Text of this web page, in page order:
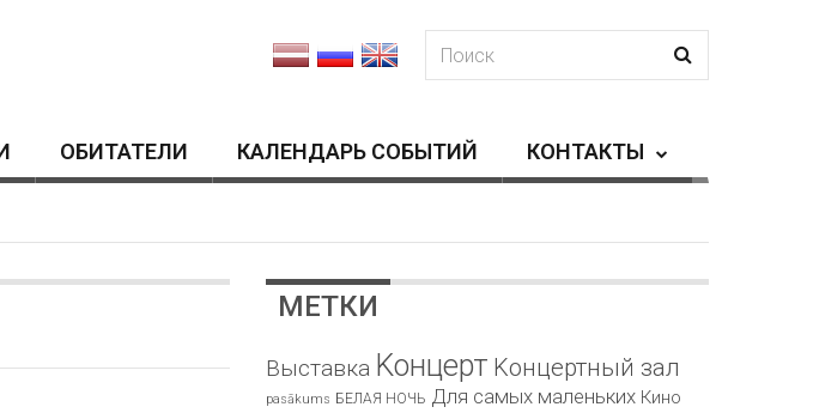
ОБИТАТЕЛИ КАЛЕНДАРЬ СОБЫТИЙ КОНТАКТЫ
МЕТКИ
Bыставка Kонцерт Kонцертный зал
pasākums БЕЛАЯ НОЧЬ Для самых маленьких Кино